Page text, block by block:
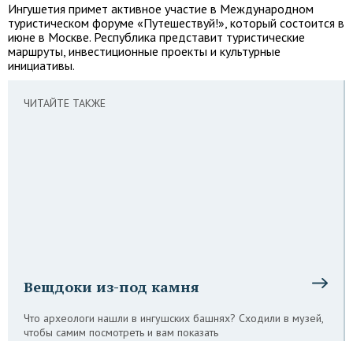
Ингушетия примет активное участие в Международном
туристическом форуме «Путешествуй!», который состоится в
июне в Москве. Республика представит туристические
маршруты, инвестиционные проекты и культурные
инициативы.
ЧИТАЙТЕ ТАКЖЕ
Вещдоки из-под камня
Что археологи нашли в ингушских башнях? Сходили в музей,
чтобы самим посмотреть и вам показать